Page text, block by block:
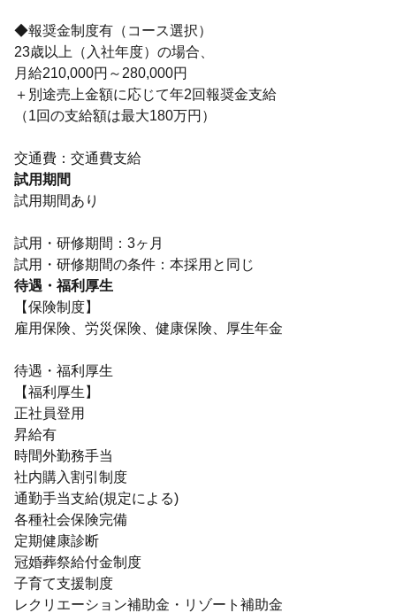
◆報奨金制度有（コース選択）
23歳以上（入社年度）の場合、
月給210,000円～280,000円
＋別途売上金額に応じて年2回報奨金支給
（1回の支給額は最大180万円）
交通費：交通費支給
試用期間
試用期間あり
試用・研修期間：3ヶ月
待遇・福利厚生
【保険制度】
雇用保険、労災保険、健康保険、厚生年金
待遇・福利厚生
【福利厚生】
正社員登用
昇給有
時間外勤務手当
社内購入割引制度
通勤手当支給(規定による)
各種社会保険完備
定期健康診断
冠婚葬祭給付金制度
子育て支援制度
レクリエーション補助金・リゾート補助金